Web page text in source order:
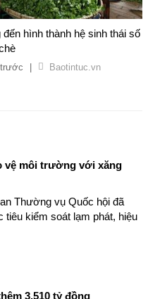
hình thành hệ sinh thái số
Baotintuc.vn
vệ môi trường với xăng
Thường vụ Quốc hội đã
tiêu kiểm soát lạm phát, hiệu
3.510 tỷ đồng